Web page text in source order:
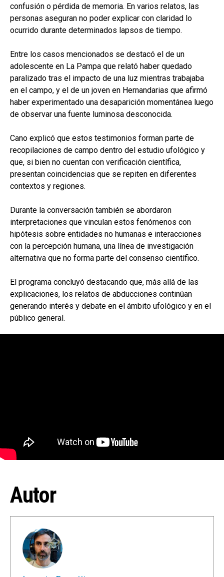
confusión o pérdida de memoria. En varios relatos, las
personas aseguran no poder explicar con claridad lo
ocurrido durante determinados lapsos de tiempo.
Entre los casos mencionados se destacó el de un
adolescente en La Pampa que relató haber quedado
paralizado tras el impacto de una luz mientras trabajaba
en el campo, y el de un joven en Hernandarias que afirmó
haber experimentado una desaparición momentánea luego
de observar una fuente luminosa desconocida.
Cano explicó que estos testimonios forman parte de
recopilaciones de campo dentro del estudio ufológico y
que, si bien no cuentan con verificación científica,
presentan coincidencias que se repiten en diferentes
contextos y regiones.
Durante la conversación también se abordaron
interpretaciones que vinculan estos fenómenos con
hipótesis sobre entidades no humanas e interacciones
con la percepción humana, una línea de investigación
alternativa que no forma parte del consenso científico.
El programa concluyó destacando que, más allá de las
explicaciones, los relatos de abducciones continúan
generando interés y debate en el ámbito ufológico y en el
público general.
Autor